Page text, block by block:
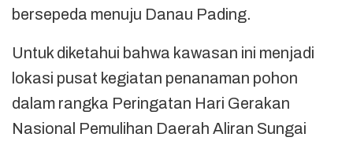
bersepeda menuju Danau Pading.
Untuk diketahui bahwa kawasan ini menjadi
lokasi pusat kegiatan penanaman pohon
dalam rangka Peringatan Hari Gerakan
Nasional Pemulihan Daerah Aliran Sungai